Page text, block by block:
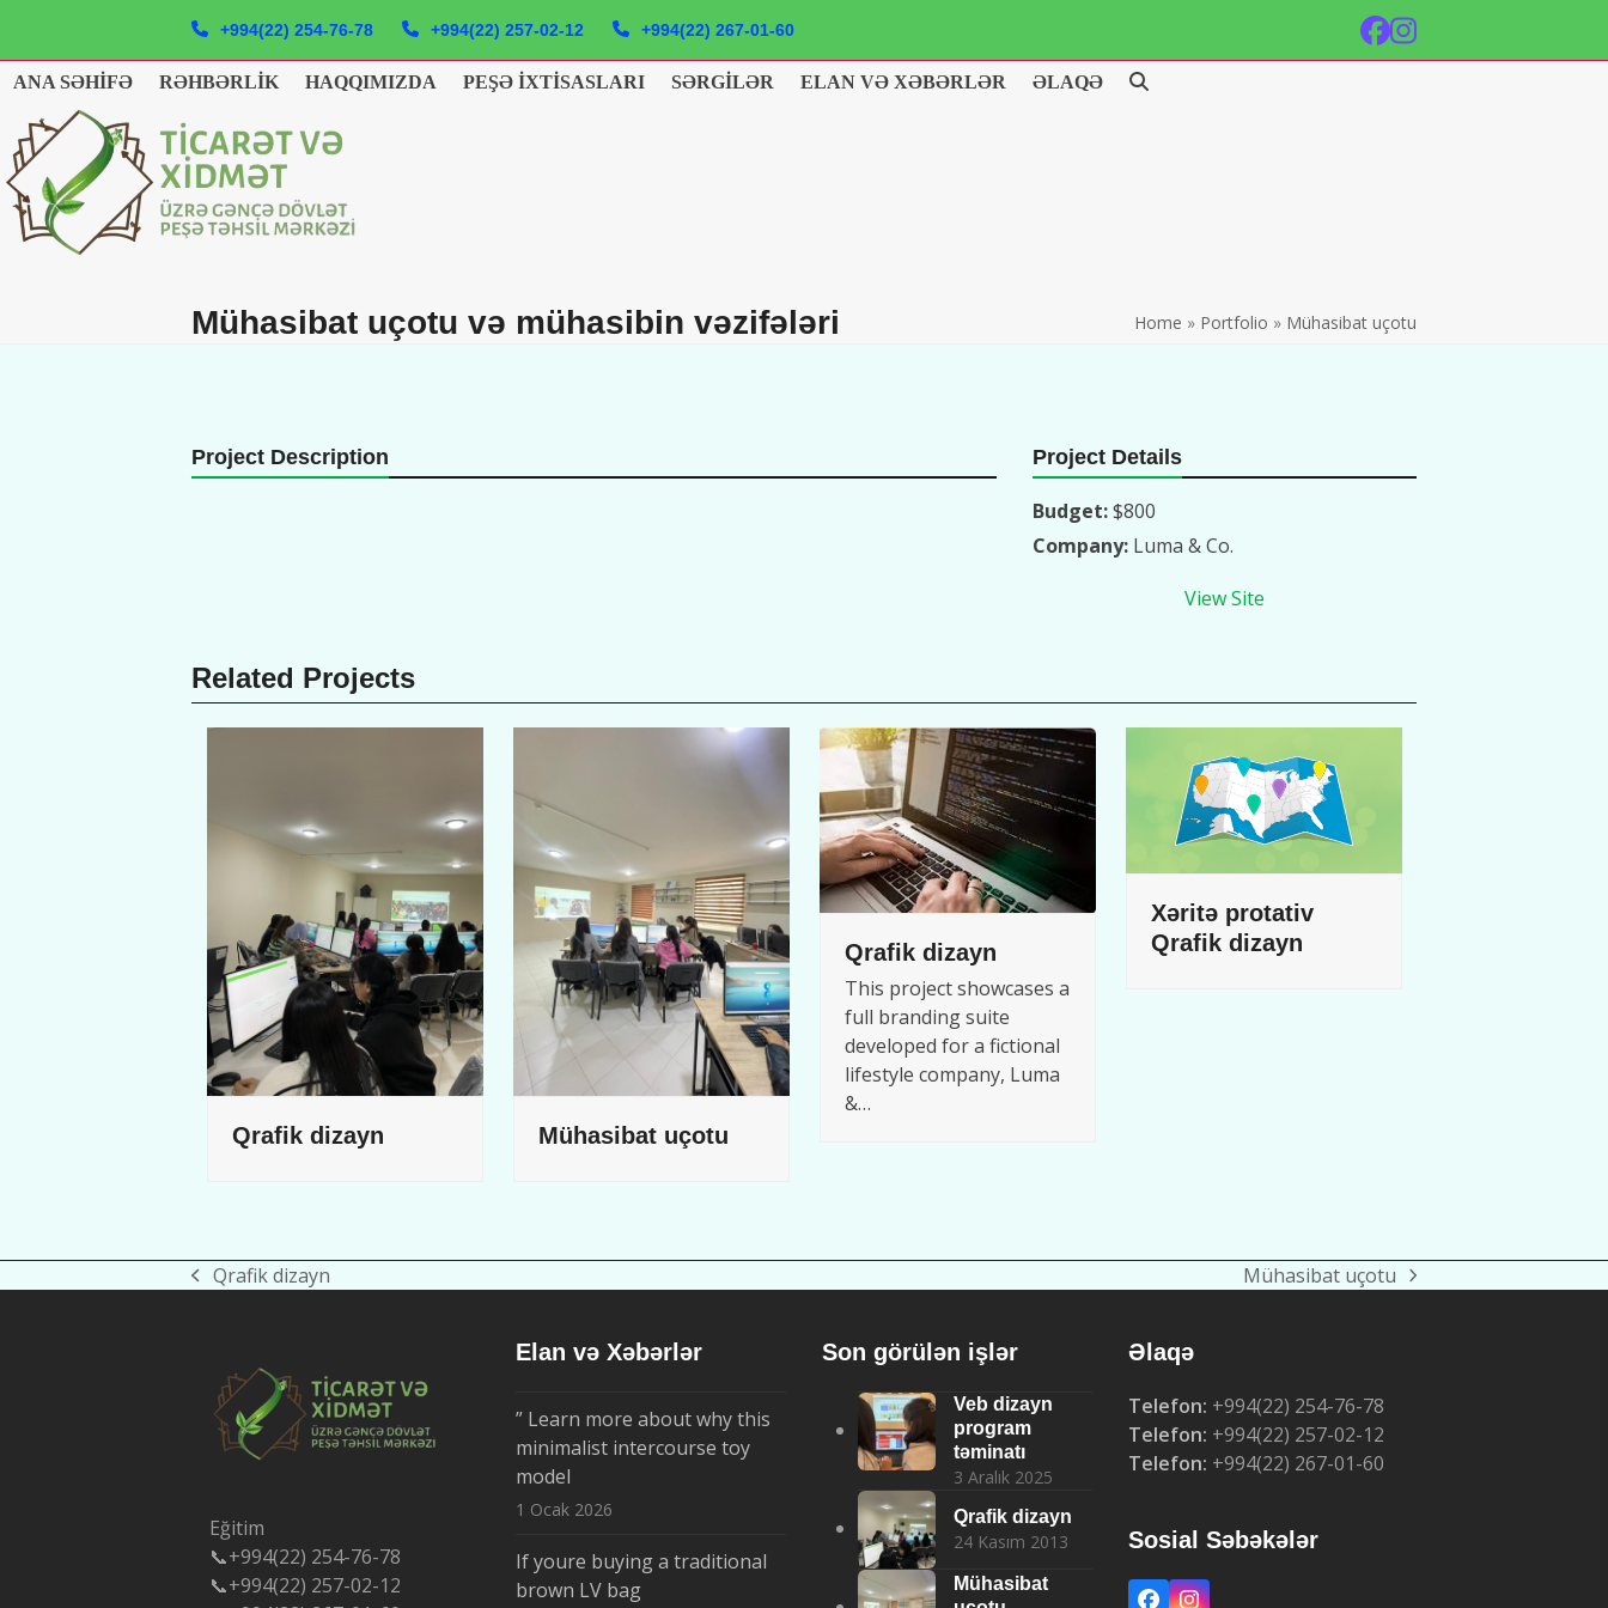
content
+994(22) 254-76-78 +994(22) 257-02-12 +994(22) 267-01-60 Facebook
Instagram
ANA SƏHIFƏ RƏHBƏRLIK HAQQIMIZDA PEŞƏ İXTISASLARI SƏRGILƏR ELAN VƏ XƏBƏRLƏR ƏLAQƏ
Mühasibat uçotu və mühasibin vəzifələri Home » Portfolio » Mühasibat uçotu
Project Description Project Details
Budget:$800
Company:Luma & Co.
View Site
Related Projects
Qrafik dizayn Mühasibat uçotu
Qrafik dizayn
This project showcases a
full branding suite
developed for a fictional
lifestyle company, Luma
&…
Xəritə protativ
Qrafik dizayn
previous
Qrafik dizayn
next
Mühasibat uçotu
Eğitim
📞+994(22) 254-76-78
📞+994(22) 257-02-12
Elan və Xəbərlər
” Learn more about why this
minimalist intercourse toy
model
1 Ocak 2026
If youre buying a traditional
brown LV bag
Son görülən işlər
Veb dizayn
program
təminatı
3 Aralık 2025
Qrafik dizayn
24 Kasım 2013
Mühasibat
Əlaqə
Telefon: +994(22) 254-76-78
Telefon: +994(22) 257-02-12
Telefon: +994(22) 267-01-60
Sosial Səbəkələr